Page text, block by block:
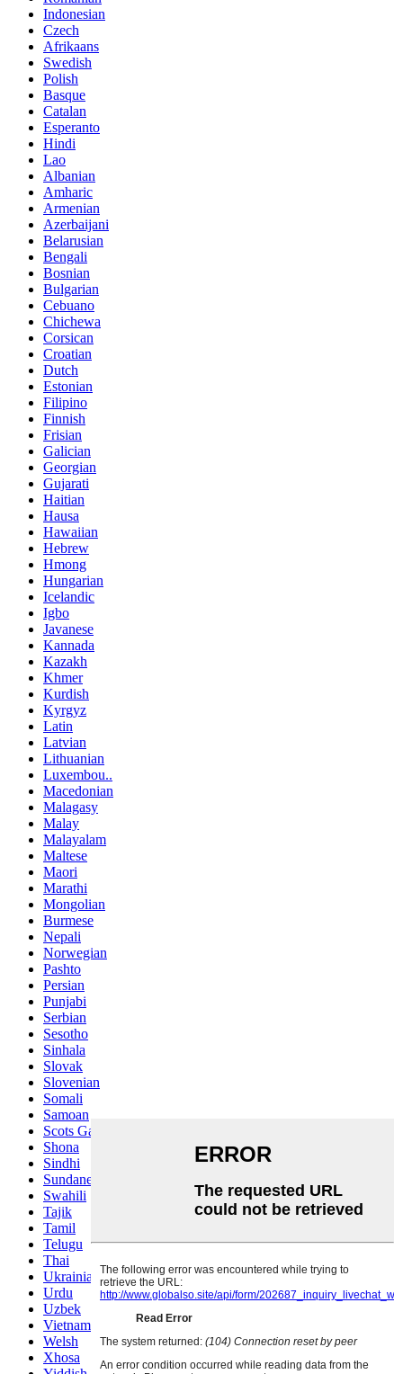
Indonesian
Czech
Afrikaans
Swedish
Polish
Basque
Catalan
Esperanto
Hindi
Lao
Albanian
Amharic
Armenian
Azerbaijani
Belarusian
Bengali
Bosnian
Bulgarian
Cebuano
Chichewa
Corsican
Croatian
Dutch
Estonian
Filipino
Finnish
Frisian
Galician
Georgian
Gujarati
Haitian
Hausa
Hawaiian
Hebrew
Hmong
Hungarian
Icelandic
Igbo
Javanese
Kannada
Kazakh
Khmer
Kurdish
Kyrgyz
Latin
Latvian
Lithuanian
Luxembou..
Macedonian
Malagasy
Malay
Malayalam
Maltese
Maori
Marathi
Mongolian
Burmese
Nepali
Norwegian
Pashto
Persian
Punjabi
Serbian
Sesotho
Sinhala
Slovak
Slovenian
Somali
Samoan
Scots Gaelic
Shona
Sindhi
Sundanese
Swahili
Tajik
Tamil
Telugu
Thai
Ukrainian
Urdu
Uzbek
Vietnamese
Welsh
Xhosa